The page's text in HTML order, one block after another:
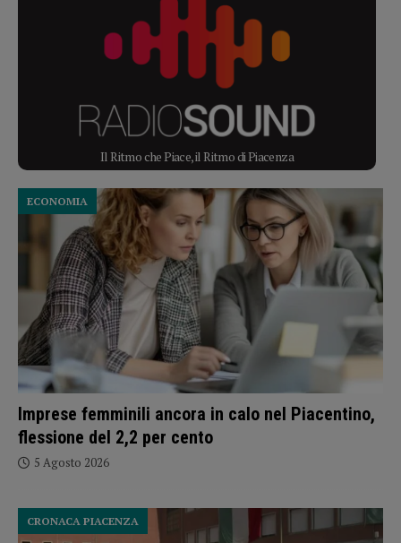
Il Ritmo che Piace, il Ritmo di Piacenza
Imprese femminili ancora in calo nel Piacentino,
flessione del 2,2 per cento
ECONOMIA
5 Agosto 2026
CRONACA PIACENZA